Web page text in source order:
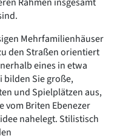
Mehrfamilienhäuser
den Straßen orientiert
eines in etwa
bilden Sie große,
und Spielplätzen aus,
vom Briten Ebenezer
nahelegt. Stilistisch